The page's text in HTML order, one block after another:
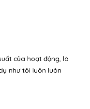
của hoạt động, là
như tôi luôn luôn